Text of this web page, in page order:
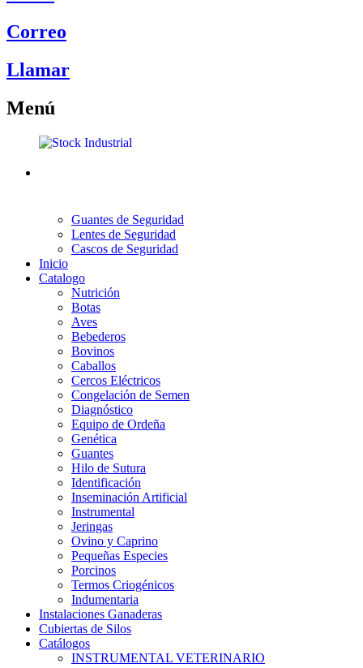
Correo
Llamar
Menú
Guantes de Seguridad
Lentes de Seguridad
Cascos de Seguridad
Inicio
Catalogo
Nutrición
Botas
Aves
Bebederos
Bovinos
Caballos
Cercos Eléctricos
Congelación de Semen
Diagnóstico
Equipo de Ordeña
Genética
Guantes
Hilo de Sutura
Identificación
Inseminación Artificial
Instrumental
Jeringas
Ovino y Caprino
Pequeñas Especies
Porcinos
Termos Criogénicos
Indumentaria
Instalaciones Ganaderas
Cubiertas de Silos
Catálogos
INSTRUMENTAL VETERINARIO